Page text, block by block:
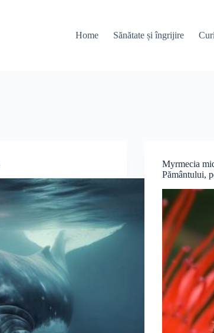
Home
Sănătate și îngrijire
Myrmecia
Pământului,